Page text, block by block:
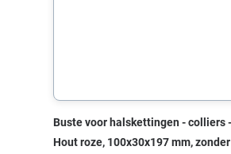
Buste voor halskettingen - colliers
Hout roze, 100x30x197 mm,